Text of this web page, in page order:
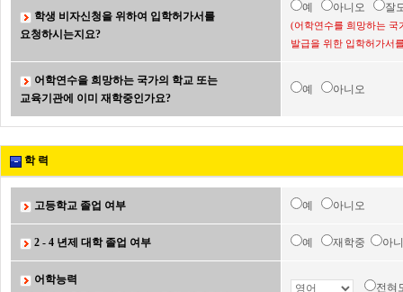
학생 비자신청을 위하여 입학허가서를
요청하시는지요?
예 아니오 잘
(어학연수를 희망하는 국
발급을 위한 입학허가서
어학연수을 희망하는 국가의 학교 또는
교육기관에 이미 재학중인가요?
예 아니오
학 력
고등학교 졸업 여부 예 아니오
2 - 4 년제 대학 졸업 여부 예 재학중 아
어학능력
전